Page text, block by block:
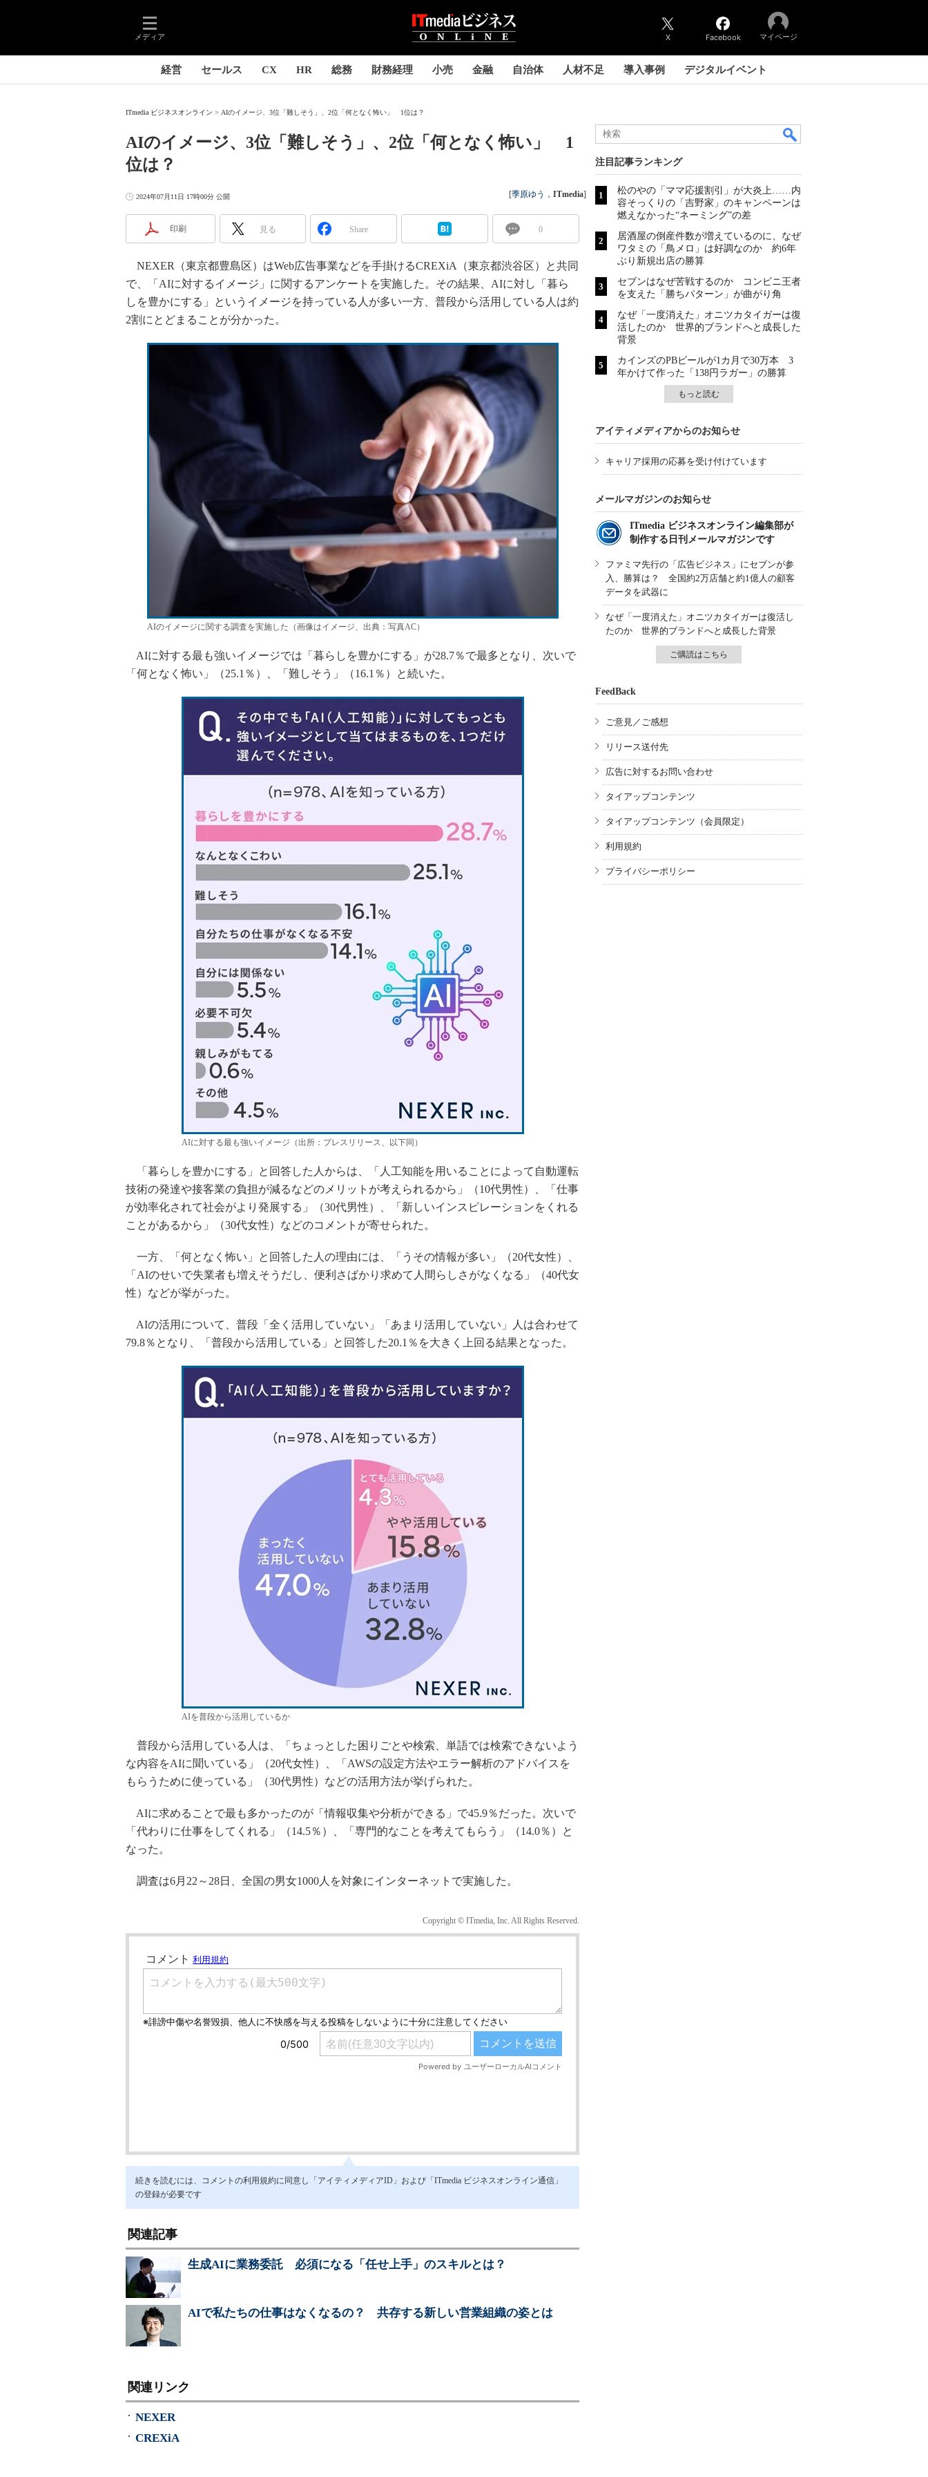
メディア X Facebook マイページ
経営 セールス CX HR 総務 財務経理 小売 金融 自治体 人材不足 導入事例 デジタルイベント
ITmedia ビジネスオンライン AIのイメージ、3位「難しそう」、2位「何となく怖い」 1位は？
AIのイメージ、3位「難しそう」、2位「何となく怖い」 1
位は？
2024年07月11日 17時00分 公開 [季原ゆう ， ITmedia]
印刷 見る Share 0
NEXER（東京都豊島区）はWeb広告事業などを手掛けるCREXiA（東京都渋谷区）と共同
で、「AIに対するイメージ」に関するアンケートを実施した。その結果、AIに対し「暮ら
しを豊かにする」というイメージを持っている人が多い一方、普段から活用している人は約
2割にとどまることが分かった。
AIのイメージに関する調査を実施した（画像はイメージ、出典：写真AC）
AIに対する最も強いイメージでは「暮らしを豊かにする」が28.7％で最多となり、次いで
「何となく怖い」（25.1％）、「難しそう」（16.1％）と続いた。
AIに対する最も強いイメージ（出所：プレスリリース、以下同）
「暮らしを豊かにする」と回答した人からは、「人工知能を用いることによって自動運転
技術の発達や接客業の負担が減るなどのメリットが考えられるから」（10代男性）、「仕事
が効率化されて社会がより発展する」（30代男性）、「新しいインスピレーションをくれる
ことがあるから」（30代女性）などのコメントが寄せられた。
一方、「何となく怖い」と回答した人の理由には、「うその情報が多い」（20代女性）、
「AIのせいで失業者も増えそうだし、便利さばかり求めて人間らしさがなくなる」（40代女
性）などが挙がった。
AIの活用について、普段「全く活用していない」「あまり活用していない」人は合わせて
79.8％となり、「普段から活用している」と回答した20.1％を大きく上回る結果となった。
AIを普段から活用しているか
普段から活用している人は、「ちょっとした困りごとや検索、単語では検索できないよう
な内容をAIに聞いている」（20代女性）、「AWSの設定方法やエラー解析のアドバイスを
もらうために使っている」（30代男性）などの活用方法が挙げられた。
AIに求めることで最も多かったのが「情報収集や分析ができる」で45.9％だった。次いで
「代わりに仕事をしてくれる」（14.5％）、「専門的なことを考えてもらう」（14.0％）と
なった。
調査は6月22～28日、全国の男女1000人を対象にインターネットで実施した。
Copyright © ITmedia, Inc. All Rights Reserved.
続きを読むには、コメントの利用規約に同意し「アイティメディアID」および「ITmedia ビジネスオンライン通信」
の登録が必要です
関連記事
生成AIに業務委託 必須になる「任せ上手」のスキルとは？
AIで私たちの仕事はなくなるの？ 共存する新しい営業組織の姿とは
関連リンク
NEXER
CREXiA
注目記事ランキング
松のやの「ママ応援割引」が大炎上……内
容そっくりの「吉野家」のキャンペーンは
燃えなかった“ネーミング”の差
居酒屋の倒産件数が増えているのに、なぜ
ワタミの「鳥メロ」は好調なのか 約6年
ぶり新規出店の勝算
セブンはなぜ苦戦するのか コンビニ王者
を支えた「勝ちパターン」が曲がり角
なぜ「一度消えた」オニツカタイガーは復
活したのか 世界的ブランドへと成長した
背景
カインズのPBビールが1カ月で30万本 3
年かけて作った「138円ラガー」の勝算
もっと読む
アイティメディアからのお知らせ
キャリア採用の応募を受け付けています
メールマガジンのお知らせ
ITmedia ビジネスオンライン編集部が
制作する日刊メールマガジンです
ファミマ先行の「広告ビジネス」にセブンが参
入、勝算は？ 全国約2万店舗と約1億人の顧客
データを武器に
なぜ「一度消えた」オニツカタイガーは復活し
たのか 世界的ブランドへと成長した背景
ご購読はこちら
FeedBack
ご意見／ご感想
リリース送付先
広告に対するお問い合わせ
タイアップコンテンツ
タイアップコンテンツ（会員限定）
利用規約
プライバシーポリシー